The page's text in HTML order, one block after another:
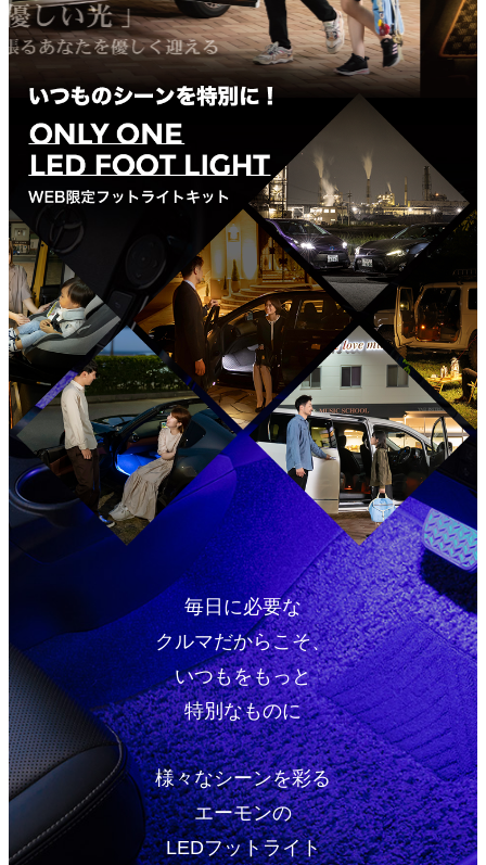
毎日に必要な
クルマだからこそ、
いつもをもっと
特別なものに
様々なシーンを彩る
エーモンの
LEDフットライト